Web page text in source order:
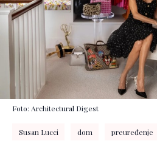
Foto: Architectural Digest
Susan Lucci dom preuređenje